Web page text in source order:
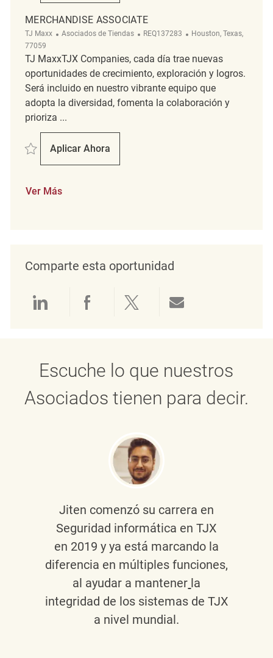
MERCHANDISE ASSOCIATE
TJ Maxx Categoría
Asociados de Tiendas ReqId
REQ137283 Ubicación
Houston, Texas,
77059
TJ MaxxTJX Companies, cada día trae nuevas
oportunidades de crecimiento, exploración y logros.
Será incluido en nuestro vibrante equipo que
adopta la diversidad, fomenta la colaboración y
prioriza ...
Salvar merchandise associate REQ137283
Aplicar Ahora
Merchandise Associate
Ver Más
Comparte esta oportunidad
Compartir a través de LinkedIn
Compartir a través de
Compartir a través
Escuche lo que nuestros
Asociados tienen para decir.
Jiten comenzó su carrera en
Seguridad informática en TJX
en 2019 y ya está marcando la
diferencia en múltiples funciones,
al ayudar a mantener la
integridad de los sistemas de TJX
a nivel mundial.